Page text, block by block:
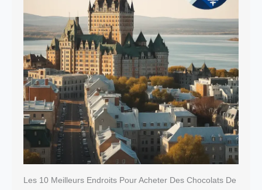
Les 10 Meilleurs Endroits Pour Acheter Des Chocolats De